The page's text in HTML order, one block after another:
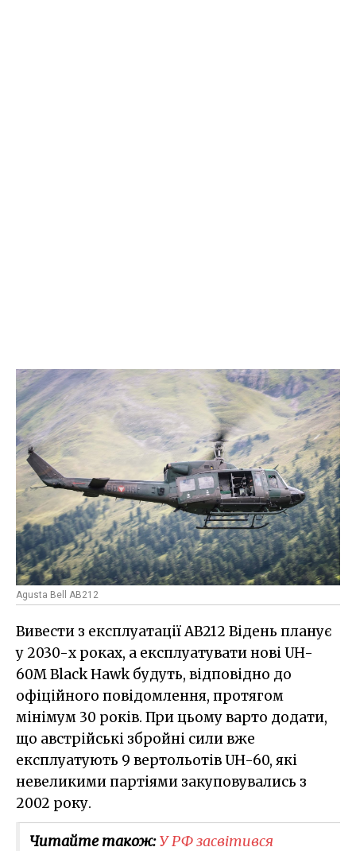
Agusta Bell AB212
Вивести з експлуатації AB212 Відень планує
у 2030-х роках, а експлуатувати нові UH-
60M Black Hawk будуть, відповідно до
офіційного повідомлення, протягом
мінімум 30 років. При цьому варто додати,
що австрійські збройні сили вже
експлуатують 9 вертольотів UH-60, які
невеликими партіями закуповувались з
2002 року.
Читайте також:У РФ засвітився